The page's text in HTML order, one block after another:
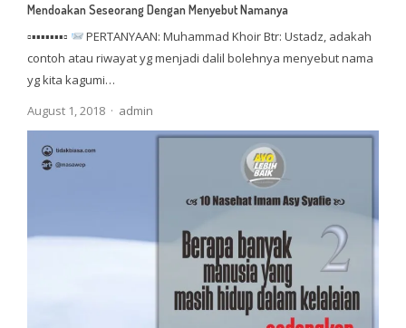
Mendoakan Seseorang Dengan Menyebut Namanya
▫▪▪▪▪▪▪▪▫
PERTANYAAN: Muhammad Khoir Btr: Ustadz, adakah
contoh atau riwayat yg menjadi dalil bolehnya menyebut nama
yg kita kagumi…
August 1, 2018
Author
admin